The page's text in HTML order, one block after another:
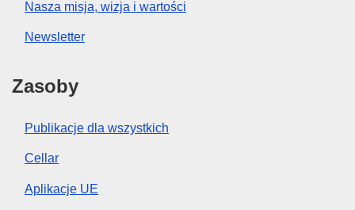
Nasza misja, wizja i wartości
Newsletter
Zasoby
Publikacje dla wszystkich
Cellar
Aplikacje UE